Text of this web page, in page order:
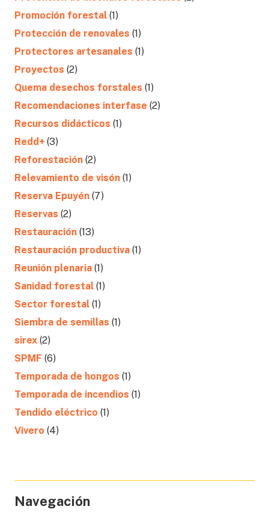
Promoción forestal (1)
Protección de renovales (1)
Protectores artesanales (1)
Proyectos (2)
Quema desechos forstales (1)
Recomendaciones interfase (2)
Recursos didácticos (1)
Redd+ (3)
Reforestación (2)
Relevamiento de visón (1)
Reserva Epuyén (7)
Reservas (2)
Restauración (13)
Restauración productiva (1)
Reunión plenaria (1)
Sanidad forestal (1)
Sector forestal (1)
Siembra de semillas (1)
sirex (2)
SPMF (6)
Temporada de hongos (1)
Temporada de incendios (1)
Tendido eléctrico (1)
Vivero (4)
Navegación